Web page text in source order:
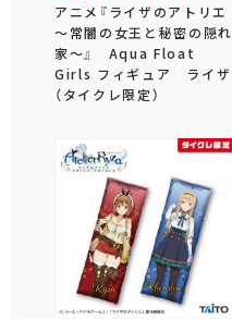
アニメ『ライザのアトリエ
～常闇の女王と秘密の隠れ
家～』 Aqua Float
Girls フィギュア ライザ
（タイクレ限定）